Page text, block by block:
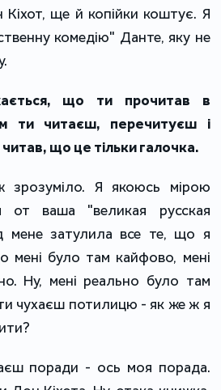
ще й копійки коштує. Я
комедію" Данте, яку не
що ти прочитав в
ти читаєш, перечитуєш і
що це тільки галочка.
зрозуміло. Я якоюсь мірою
от ваша "великая русская
мене затулила все те, що я
мені було там кайфово, мені
Ну, мені реально було там
чухаєш потилицю - як же ж я
поради - ось моя порада.